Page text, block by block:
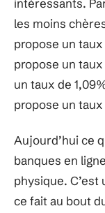
les moins
propose un taux
propose un
un taux de
propose un taux
Aujourd’hui ce
banques en
physique.
ce fait au bout